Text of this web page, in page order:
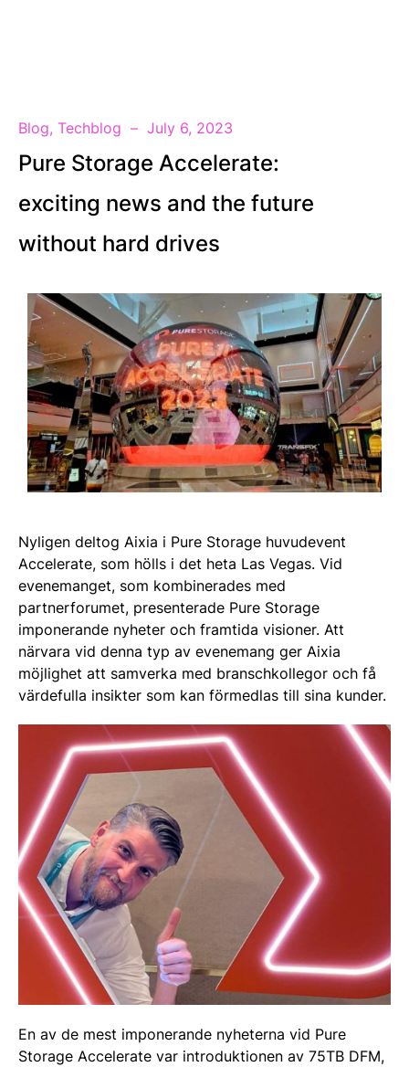
Blog, Techblog July 6, 2023
Pure Storage Accelerate:
exciting news and the future
without hard drives
Nyligen deltog Aixia i Pure Storage huvudevent
Accelerate, som hölls i det heta Las Vegas. Vid
evenemanget, som kombinerades med
partnerforumet, presenterade Pure Storage
imponerande nyheter och framtida visioner. Att
närvara vid denna typ av evenemang ger Aixia
möjlighet att samverka med branschkollegor och få
värdefulla insikter som kan förmedlas till sina kunder.
En av de mest imponerande nyheterna vid Pure
Storage Accelerate var introduktionen av 75TB DFM,